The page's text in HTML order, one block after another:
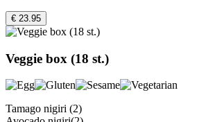
€ 23.95
Veggie box (18 st.)
Tamago nigiri (2)